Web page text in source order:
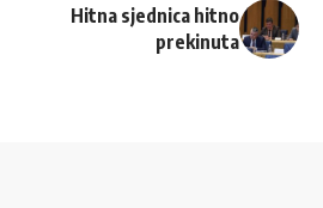
Hitna sjednica hitno
prekinuta